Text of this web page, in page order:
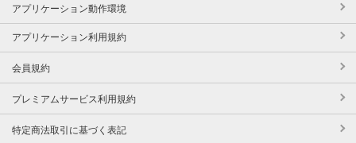
アプリケーション動作環境
アプリケーション利用規約
会員規約
プレミアムサービス利用規約
特定商法取引に基づく表記